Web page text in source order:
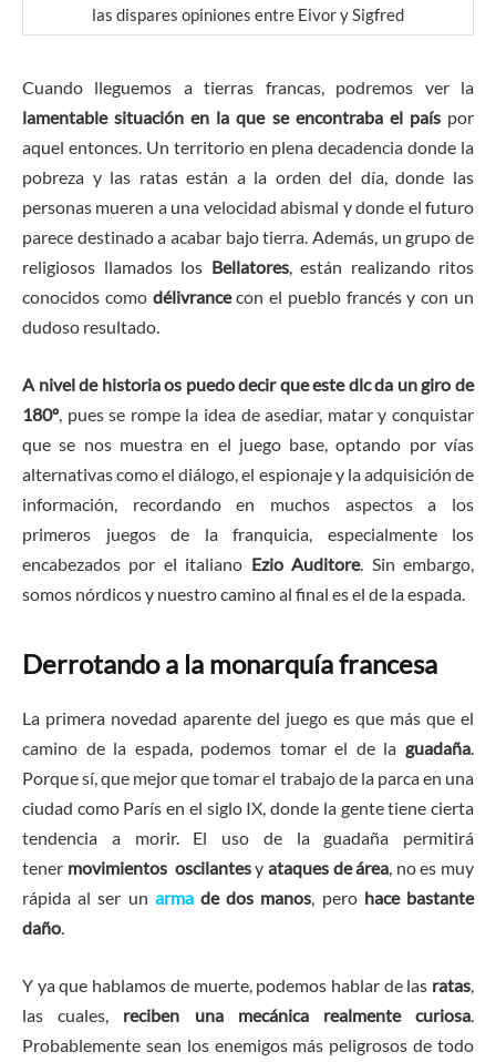
las dispares opiniones entre Eivor y Sigfred
Cuando lleguemos a tierras francas, podremos ver la
lamentable situación en la que se encontraba el paíspor
aquel entonces. Un territorio en plena decadencia donde la
pobreza y las ratas están a la orden del día, donde las
personas mueren a una velocidad abismal y donde el futuro
parece destinado a acabar bajo tierra. Además, un grupo de
religiosos llamados los Bellatores, están realizando ritos
conocidos como délivrancecon el pueblo francés y con un
dudoso resultado.
A nivel de historia os puedo decir que este dlc da un giro de
180º, pues se rompe la idea de asediar, matar y conquistar
que se nos muestra en el juego base, optando por vías
alternativas como el diálogo, el espionaje y la adquisición de
información, recordando en muchos aspectos a los
primeros juegos de la franquicia, especialmente los
encabezados por el italiano Ezio Auditore. Sin embargo,
somos nórdicos y nuestro camino al final es el de la espada.
Derrotando a la monarquía francesa
La primera novedad aparente del juego es que más que el
camino de la espada, podemos tomar el de la guadaña.
Porque sí, que mejor que tomar el trabajo de la parca en una
ciudad como París en el siglo IX, donde la gente tiene cierta
tendencia a morir. El uso de la guadaña permitirá
tener movimientos oscilantesyataques de área, no es muy
rápida al ser un armade dos manos, pero hace bastante
daño.
Y ya que hablamos de muerte, podemos hablar de las ratas
las cuales, reciben una mecánica realmente curiosa
Probablemente sean los enemigos más peligrosos de todo